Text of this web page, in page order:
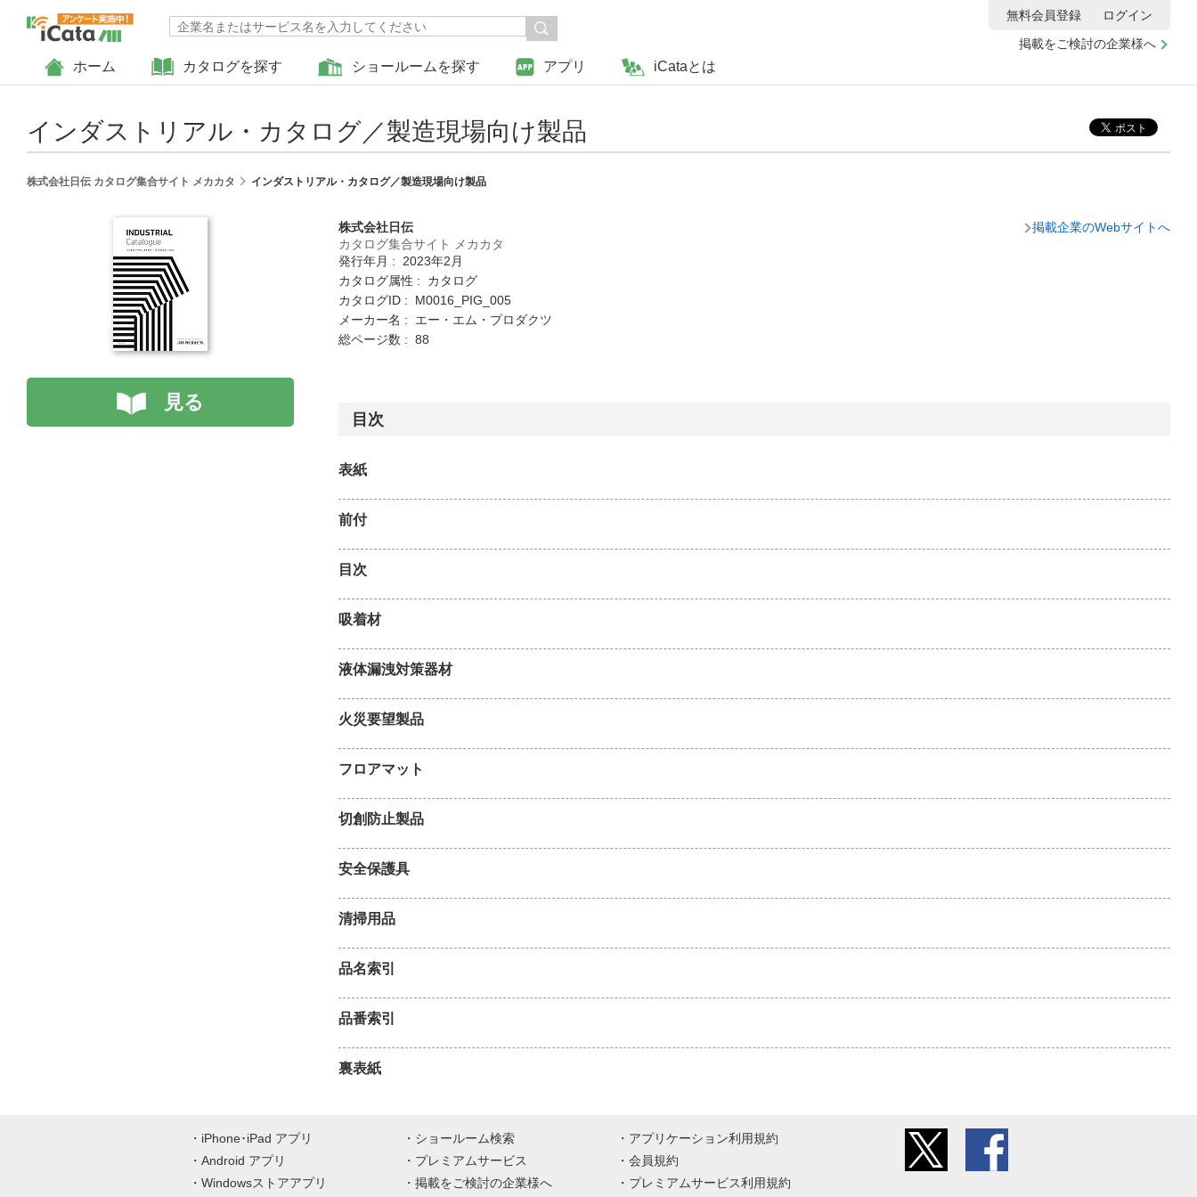
ホーム カタログを探す ショールームを探す アプリ iCataとは
掲載をご検討の企業様へ
無料会員登録 ログイン
インダストリアル・カタログ／製造現場向け製品
株式会社日伝 カタログ集合サイト メカカタ インダストリアル・カタログ／製造現場向け製品
見る
株式会社日伝
カタログ集合サイト メカカタ
発行年月 : 2023年2月
カタログ属性 : カタログ
カタログID : M0016_PIG_005
メーカー名 : エー・エム・プロダクツ
総ページ数 : 88
掲載企業のWebサイトへ
目次
表紙
前付
目次
吸着材
液体漏洩対策器材
火災要望製品
フロアマット
切創防止製品
安全保護具
清掃用品
品名索引
品番索引
裏表紙
iPhone･iPad アプリ
Android アプリ
Windowsストアアプリ
ショールーム検索
プレミアムサービス
掲載をご検討の企業様へ
アプリケーション利用規約
会員規約
プレミアムサービス利用規約